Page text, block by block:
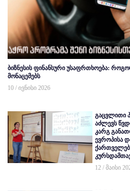
ბიზნესის ფინანსური უსაფრთხოება:
მონაცემებს
10 / ივნისი 2026
გაცვლითი
აძლევს
კარგ
ევროპისა
12 / მაისი